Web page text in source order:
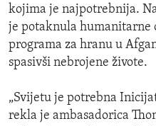
kojima je najpotrebnija.
je potaknula humanitarne
programa za hranu u
spasivši nebrojene živote.
„Svijetu je potrebna
rekla je ambasadorica